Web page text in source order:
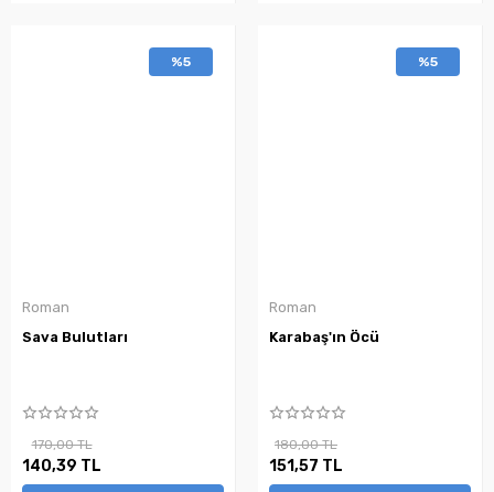
%5
Roman
Sava Bulutları
170,00 TL
140,39 TL
%5
Roman
Karabaş'ın Öcü
180,00 TL
151,57 TL